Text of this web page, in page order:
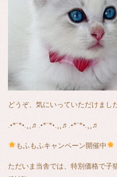
どうぞ、気にいっていただけまし
.•*¨*•.¸¸♬.•*¨*•.¸¸♬.•*¨*•.¸¸♬
もふもふキャンペーン開催中
ただいま当舎では、特別価格で子